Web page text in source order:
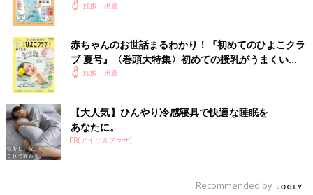
妊娠・出産
赤ちゃんのお世話まるわかり！『初めてのひよこクラ
ブ 夏号』〈巻頭大特集〉初めての授乳がうまくい
く！ おっぱい・ミルクの基本と夏のトラブル 解決テ
妊娠・出産
【大人気】ひんやり冷感寝具で快適な睡眠を
あなたに。
PR(アイリスプラザ)
Recommended by